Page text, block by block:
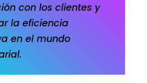
con los clientes y
la eficiencia
en el mundo